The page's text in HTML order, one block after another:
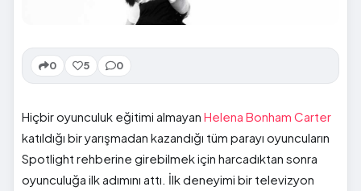
0 5 0
Hiçbir oyunculuk eğitimi almayan Helena Bonham Carter
katıldığı bir yarışmadan kazandığı tüm parayı oyuncuların
Spotlight rehberine girebilmek için harcadıktan sonra
oyunculuğa ilk adımını attı. İlk deneyimi bir televizyon